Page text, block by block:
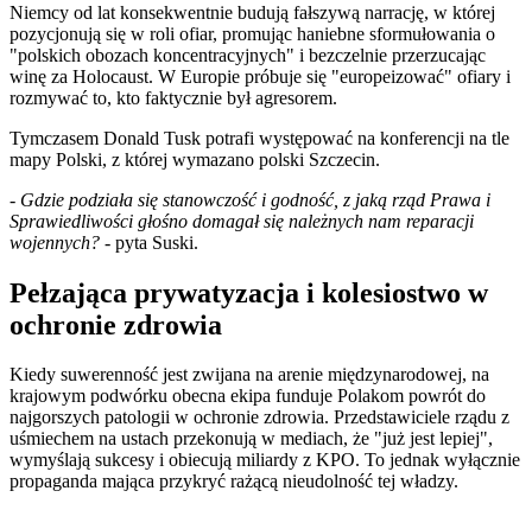
Niemcy od lat konsekwentnie budują fałszywą narrację, w której
pozycjonują się w roli ofiar, promując haniebne sformułowania o
"polskich obozach koncentracyjnych" i bezczelnie przerzucając
winę za Holocaust. W Europie próbuje się "europeizować" ofiary i
rozmywać to, kto faktycznie był agresorem.
Tymczasem Donald Tusk potrafi występować na konferencji na tle
mapy Polski, z której wymazano polski Szczecin.
- Gdzie podziała się stanowczość i godność, z jaką rząd Prawa i
Sprawiedliwości głośno domagał się należnych nam reparacji
wojennych? - pyta Suski.
Pełzająca prywatyzacja i kolesiostwo w
ochronie zdrowia
Kiedy suwerenność jest zwijana na arenie międzynarodowej, na
krajowym podwórku obecna ekipa funduje Polakom powrót do
najgorszych patologii w ochronie zdrowia. Przedstawiciele rządu z
uśmiechem na ustach przekonują w mediach, że "już jest lepiej",
wymyślają sukcesy i obiecują miliardy z KPO. To jednak wyłącznie
propaganda mająca przykryć rażącą nieudolność tej władzy.